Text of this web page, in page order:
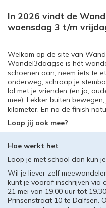
In 2026 vindt de
woensdag 3 t/m
Welkom op de site van
Wandel3daagse is hét
schoenen aan, neem iets te
onderweg, schraap je
lol met je vrienden (en ja,
mee). Lekker buiten
kilometer. En na de finish
Loop jij ook mee?
Hoe werkt het
Loop je met school dan kun
Wil je liever zelf
kunt je vooraf inschrijven via
21 mei van 19.00 uur tot
Prinsenstraat 10 te Dalfsen.